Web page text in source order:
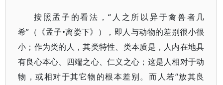
按照孟子的看法，“人之所以异于禽兽者几
希”（《孟子•离娄下》），即人与动物的差别很小很
小；作为类的人，其类特性、类本质是，人内在地具
有良心本心、四端之心、仁义之心；这是人相对于动
物，或相对于其它物的根本差别。而人若“放其良